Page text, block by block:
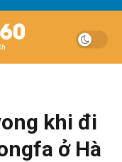
khi đi
ở Hà